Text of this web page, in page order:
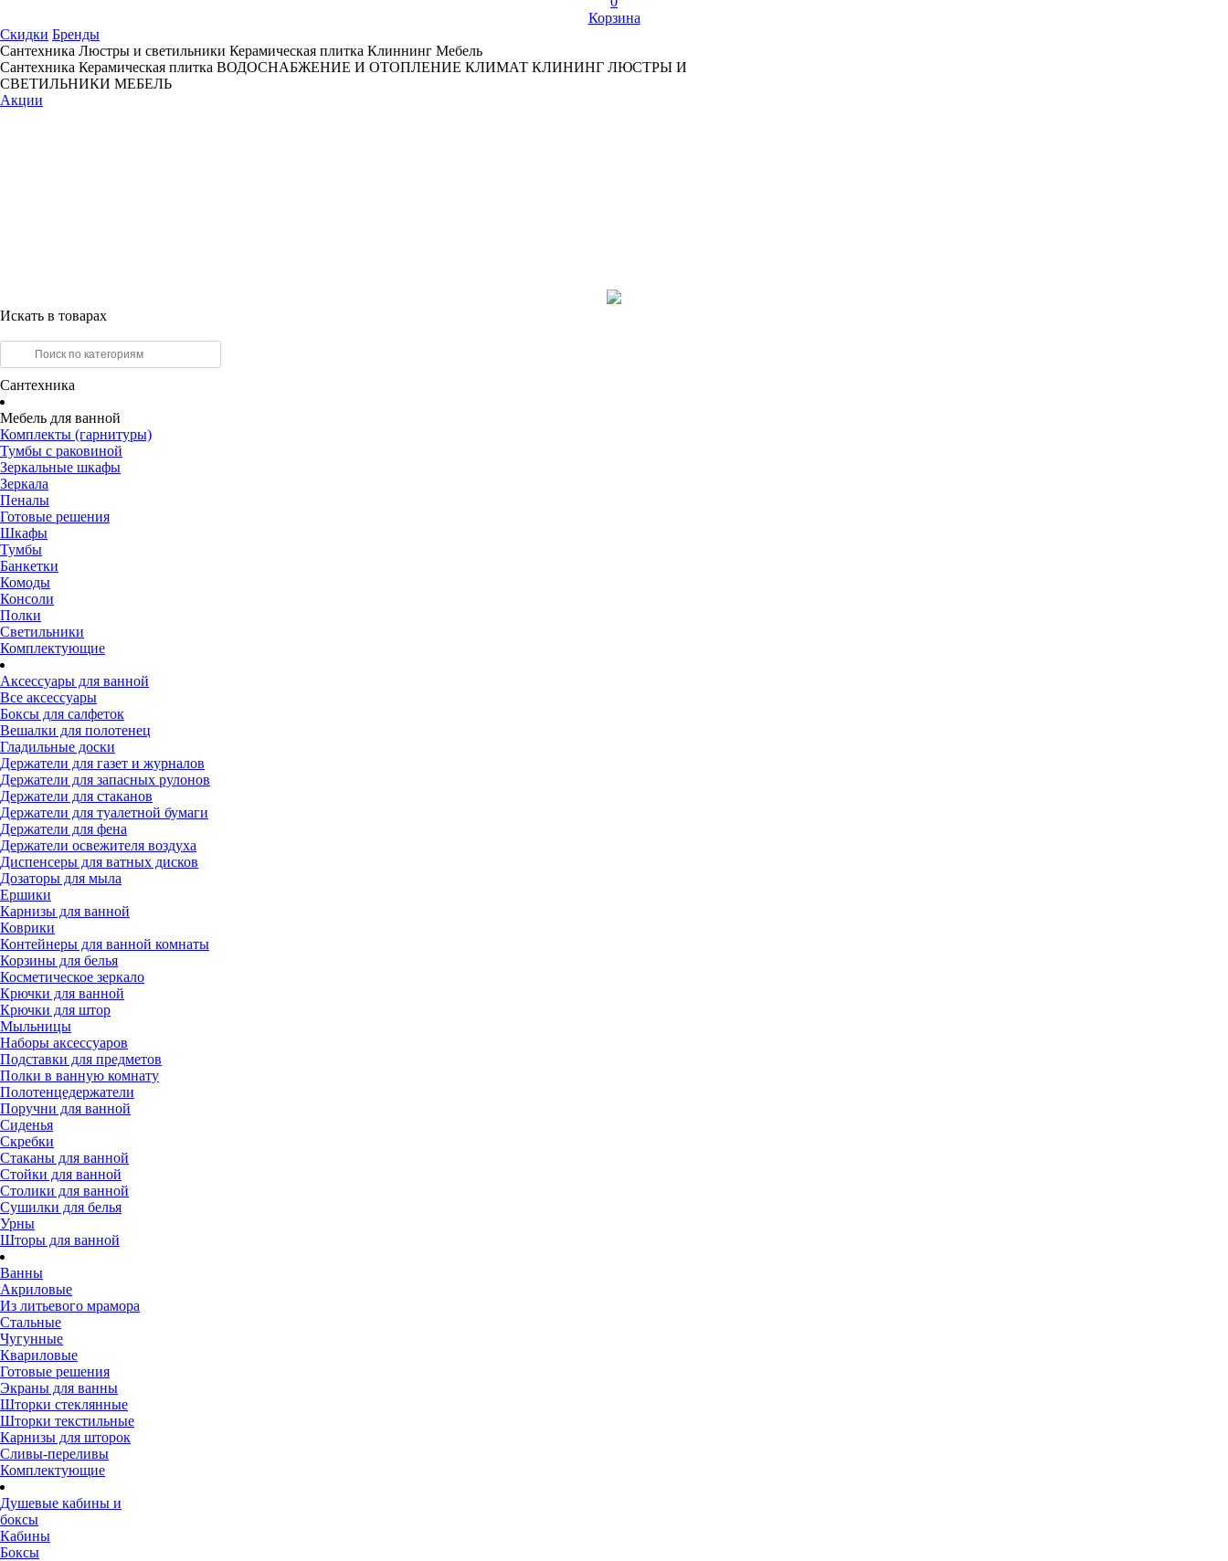
Корзина
Скидки Бренды
Сантехника Люстры и светильники Керамическая плитка Клиннинг Мебель
Сантехника Керамическая плитка ВОДОСНАБЖЕНИЕ И ОТОПЛЕНИЕ КЛИМАТ КЛИНИНГ ЛЮСТРЫ И
СВЕТИЛЬНИКИ МЕБЕЛЬ
Акции
Искать в товарах
Сантехника
Мебель для ванной
Комплекты (гарнитуры)
Тумбы с раковиной
Зеркальные шкафы
Зеркала
Пеналы
Готовые решения
Шкафы
Тумбы
Банкетки
Комоды
Консоли
Полки
Светильники
Комплектующие
Аксессуары для ванной
Все аксессуары
Боксы для салфеток
Вешалки для полотенец
Гладильные доски
Держатели для газет и журналов
Держатели для запасных рулонов
Держатели для стаканов
Держатели для туалетной бумаги
Держатели для фена
Держатели освежителя воздуха
Диспенсеры для ватных дисков
Дозаторы для мыла
Ершики
Карнизы для ванной
Коврики
Контейнеры для ванной комнаты
Корзины для белья
Косметическое зеркало
Крючки для ванной
Крючки для штор
Мыльницы
Наборы аксессуаров
Подставки для предметов
Полки в ванную комнату
Полотенцедержатели
Поручни для ванной
Сиденья
Скребки
Стаканы для ванной
Стойки для ванной
Столики для ванной
Сушилки для белья
Урны
Шторы для ванной
Ванны
Акриловые
Из литьевого мрамора
Стальные
Чугунные
Квариловые
Готовые решения
Экраны для ванны
Шторки стеклянные
Шторки текстильные
Карнизы для шторок
Сливы-переливы
Комплектующие
Душевые кабины и
боксы
Кабины
Боксы